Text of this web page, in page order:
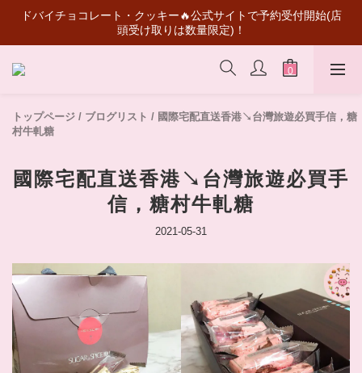
スーパーマリオコラボ登場！ギフトにもコレクションにもおすす
め
ドバイチョコレート・クッキー🔥公式サイトで予約受付開始(店
頭受け取りは数量限定)！
💰初めて会員登録いただきますと50元買い物代金がもらえる
め
トップページ / ブログリスト / 國際宅配直送香港↘台灣旅遊必買手信，糖
村牛軋糖
國際宅配直送香港↘台灣旅遊必買手
信，糖村牛軋糖
2021-05-31